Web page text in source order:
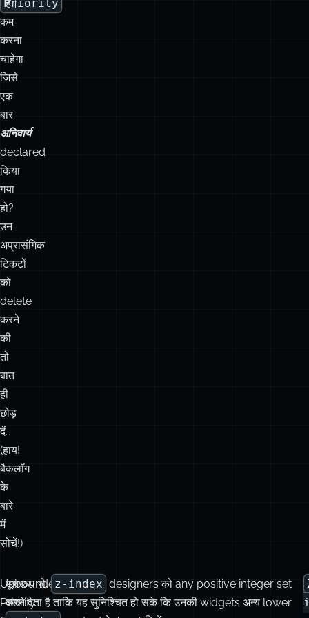
जिसे
एक
बार
अनिवार्य
declared
किया
गया
हो?
उन
अप्रासंगिक
टिकटों
को
delete
करने
की
तो
बात
ही
छोड़
दें…
(हाय!
बैकलॉग
के
बारे
में
सोचें!)
Unbounded
Priority
करने
के
आप
development
से
करने देता है ताकि यह सुनिश्चित हो सके कि उनकी widgets अन्य lower